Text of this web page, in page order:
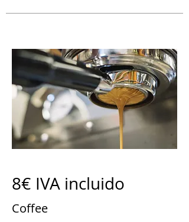
8€ IVA incluido
Coffee